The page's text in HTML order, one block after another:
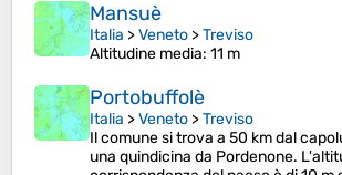
Mansuè
Italia >Veneto >Treviso
Altitudine media: 11 m
Portobuffolè
Italia >Veneto >Treviso
Il comune si trova a 50 km dal
una quindicina da Pordenone.